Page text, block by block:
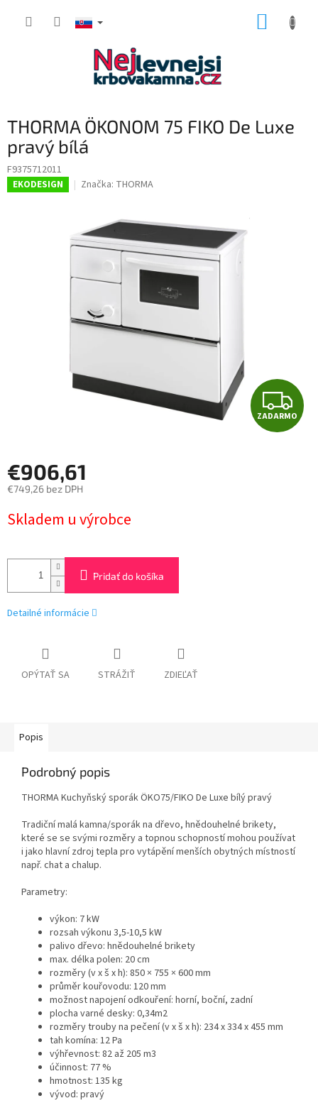
THORMA ÖKONOM 75 FIKO De Luxe
pravý bílá
F9375712011
EKODESIGN Značka: THORMA
Z
A
ZADARMO
€906,61
€749,26 bez DPH
cena:
Skladem u výrobce
Pridať do košíka
Detailné informácie
OPÝTAŤ SA STRÁŽIŤ ZDIEĽAŤ
Popis
Podrobný popis
THORMA Kuchyňský sporák ÖKO75/FIKO De Luxe bílý pravý
Tradiční malá kamna/sporák na dřevo, hnědouhelné brikety,
které se se svými rozměry a topnou schopností mohou používat
i jako hlavní zdroj tepla pro vytápění menších obytných místností
např. chat a chalup.
Parametry:
výkon: 7 kW
rozsah výkonu 3,5-10,5 kW
palivo dřevo: hnědouhelné brikety
max. délka polen: 20 cm
rozměry (v x š x h): 850 × 755 × 600 mm
průměr kouřovodu: 120 mm
možnost napojení odkouření: horní, boční, zadní
plocha varné desky: 0,34m2
rozměry trouby na pečení (v x š x h): 234 x 334 x 455 mm
tah komína: 12 Pa
výhřevnost: 82 až 205 m3
účinnost: 77 %
hmotnost: 135 kg
vývod: pravý